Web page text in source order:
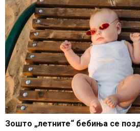
Зошто „летните“ бебиња се